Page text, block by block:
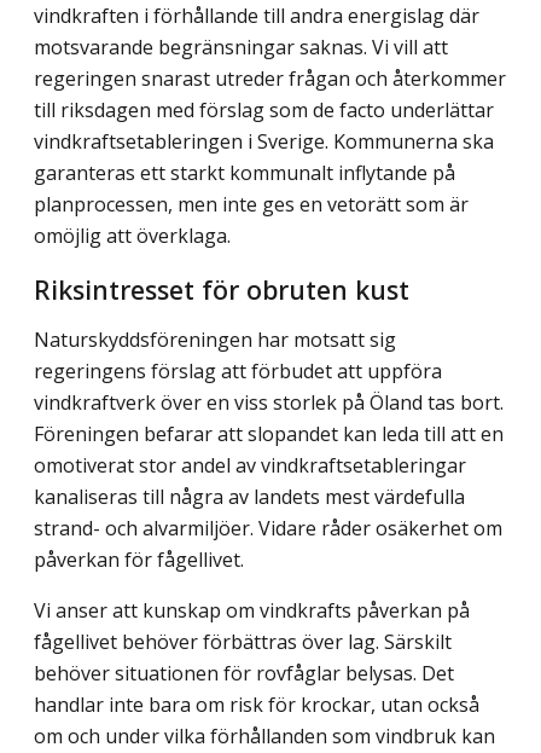
vindkraften i förhållande till andra energislag där
motsvarande begränsningar saknas. Vi vill att
regeringen snarast utreder frågan och återkommer
till riksdagen med förslag som de facto underlättar
vindkraftsetableringen i Sverige. Kommunerna ska
garanteras ett starkt kommunalt inflytande på
planprocessen, men inte ges en vetorätt som är
omöjlig att överklaga.
Riksintresset för obruten kust
Naturskyddsföreningen har motsatt sig
regeringens förslag att förbudet att uppföra
vindkraftverk över en viss storlek på Öland tas bort.
Föreningen befarar att slopandet kan leda till att en
omotiverat stor andel av vindkraftsetableringar
kanaliseras till några av landets mest värdefulla
strand- och alvarmiljöer. Vidare råder osäkerhet om
påverkan för fågellivet.
Vi anser att kunskap om vindkrafts påverkan på
fågellivet behöver förbättras över lag. Särskilt
behöver situationen för rovfåglar belysas. Det
handlar inte bara om risk för krockar, utan också
om och under vilka förhållanden som vindbruk kan